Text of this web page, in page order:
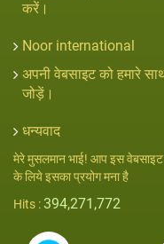
करें।
Noor international
अपनी वेबसाइट को हमारे
जोड़ें।
धन्यवाद
मेरे मुसलमान भाई! आप इस वेबसाइट
के लिये इसका प्रयोग मना है
Hits : 394,271,772